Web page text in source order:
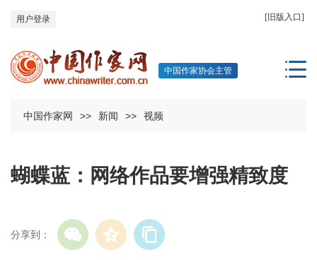
[旧版入口]
用户登录
中国作家协会主管
中国作家网 >> 新闻 >> 视频
蝴蝶蓝：网络作品要增强精致度
分享到：